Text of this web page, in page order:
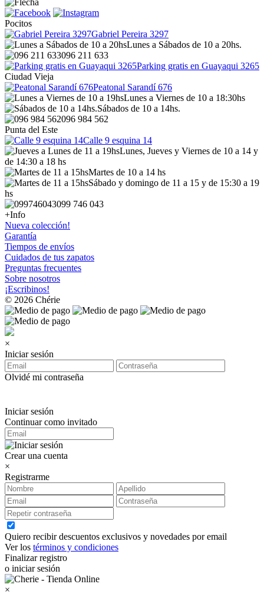
Pocitos
Gabriel Pereira 3297
Lunes a Sábados de 10 a 20hs.
096 211 633
Parking gratis en Guayaqui 3265
Ciudad Vieja
Peatonal Sarandí 676
Lunes a Viernes de 10 a 18:30hs
Sábados de 10 a 14hs.
096 984 562
Punta del Este
Calle 9 esquina 14
Lunes, Jueves y Viernes de 10 a 14 y
de 14:30 a 18 hs
Martes de 10 a 14 hs
Sábado y domingo de 11 a 15 y de 15:30 a 19
hs
099 746 043
+Info
Nueva colección!
Garantía
Tiempos de envíos
Cuidados de tus zapatos
Preguntas frecuentes
Sobre nosotros
¡Escribinos!
© 2026 Chérie
×
Iniciar sesión
Olvidé mi contraseña
Iniciar sesión
Continuar como invitado
Crear una cuenta
×
Registrarme
Quiero recibir descuentos exclusivos y novedades por email
Ver los términos y condiciones
Finalizar registro
o iniciar sesión
×